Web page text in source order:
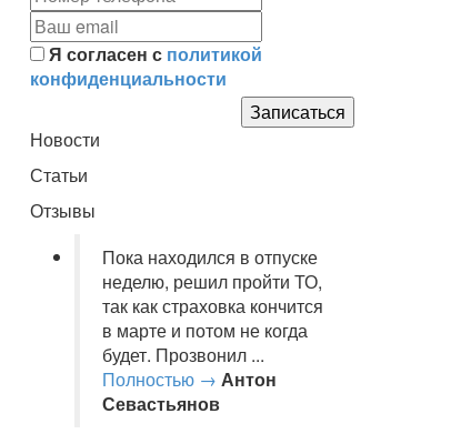
Я согласен с политикой
конфиденциальности
Новости
Статьи
Отзывы
Пока находился в отпуске
неделю, решил пройти ТО,
так как страховка кончится
в марте и потом не когда
будет. Прозвонил ...
Полностью → Антон
Севастьянов